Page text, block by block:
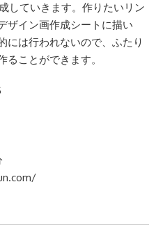
していきます。作りたいリン
ザイン画作成シートに描い
には行われないので、ふたり
ことができます。